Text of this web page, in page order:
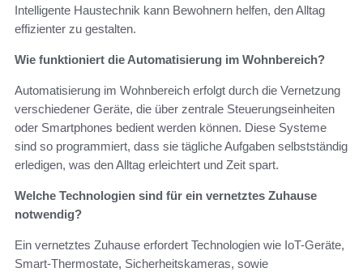
Intelligente Haustechnik kann Bewohnern helfen, den Alltag
effizienter zu gestalten.
Wie funktioniert die Automatisierung im Wohnbereich?
Automatisierung im Wohnbereich erfolgt durch die Vernetzung
verschiedener Geräte, die über zentrale Steuerungseinheiten
oder Smartphones bedient werden können. Diese Systeme
sind so programmiert, dass sie tägliche Aufgaben selbstständig
erledigen, was den Alltag erleichtert und Zeit spart.
Welche Technologien sind für ein vernetztes Zuhause
notwendig?
Ein vernetztes Zuhause erfordert Technologien wie IoT-Geräte,
Smart-Thermostate, Sicherheitskameras, sowie